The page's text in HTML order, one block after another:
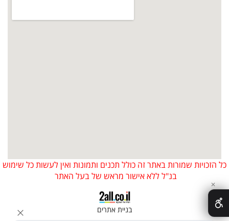
כל הזכויות שמורות באתר זה כולל תכנים ותמונות ואין לעשות כל שימוש
בנ"ל ללא אישור מראש של בעל האתר
בניית אתרים
✕